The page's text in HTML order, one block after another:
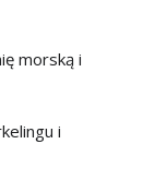
morską i
i